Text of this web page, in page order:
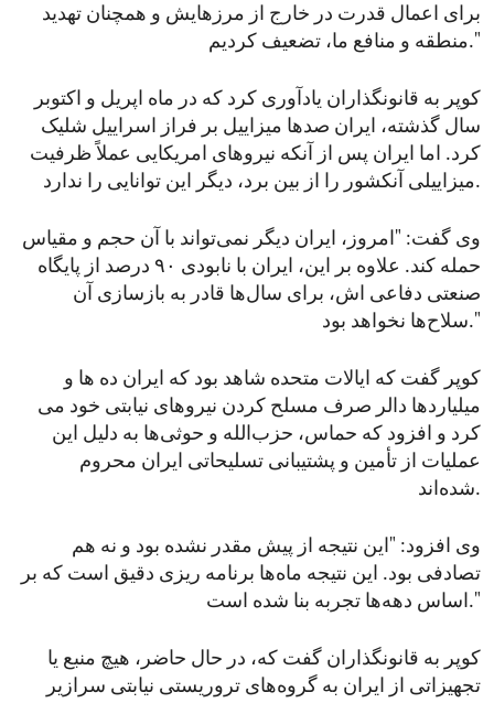
برای اعمال قدرت در خارج از مرزهایش و همچنان تهدید
منطقه و منافع ما، تضعیف کردیم."
کوپر به قانونگذاران یادآوری کرد که در ماه اپریل و اکتوبر
سال گذشته، ایران صدها میزاییل بر فراز اسراییل شلیک
کرد. اما ایران پس از آنکه نیروهای امریکایی عملاً ظرفیت
میزاییلی آنکشور را از بین برد، دیگر این توانایی را ندارد.
وی گفت: "امروز، ایران دیگر نمی‌تواند با آن حجم و مقیاس
حمله کند. علاوه بر این، ایران با نابودی ۹۰ درصد از پایگاه
صنعتی دفاعی اش، برای سال‌ها قادر به بازسازی آن
سلاح‌ها نخواهد بود."
کوپر گفت که ایالات متحده شاهد بود که ایران ده ‌ها و
میلیاردها دالر صرف مسلح کردن نیروهای نیابتی خود می‌
کرد و افزود که حماس، حزب‌الله و حوثی‌ها به دلیل این
عملیات از تأمین و پشتیبانی تسلیحاتی ایران محروم
شده‌اند.
وی افزود: "این نتیجه از پیش مقدر نشده بود و نه هم
تصادفی بود. این نتیجه ماه‌ها برنامه‌ ریزی دقیق است که بر
اساس دهه‌ها تجربه بنا شده است."
کوپر به قانونگذاران گفت که، در حال حاضر، هیچ منبع یا
تجهیزاتی از ایران به گروه‌های تروریستی نیابتی سرازیر